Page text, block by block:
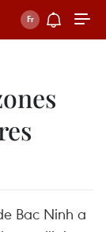
Bac Ninh a